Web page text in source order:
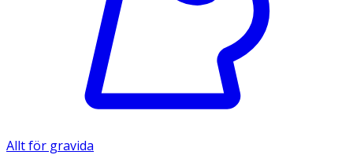
Allt för gravida